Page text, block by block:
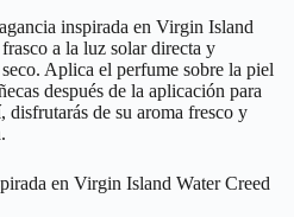
inspirada en Virgin Island
a la luz solar directa y
Aplica el perfume sobre la piel
después de la aplicación para
de su aroma fresco y
en Virgin Island Water Creed